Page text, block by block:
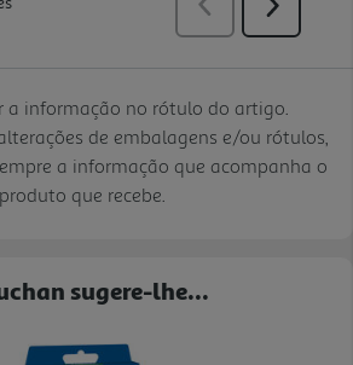
a informação no rótulo do artigo.
de embalagens e/ou rótulos,
a informação que acompanha o
produto que recebe.
sugere-lhe...